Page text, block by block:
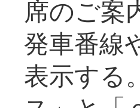
席のご案
発車番線
表示する